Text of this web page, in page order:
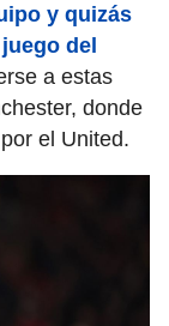
y quizás
del
a estas
donde
el United.